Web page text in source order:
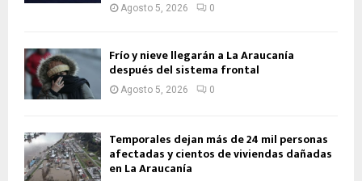
Agosto 5, 2026 0
Frío y nieve llegarán a La Araucanía
después del sistema frontal
Agosto 5, 2026 0
Temporales dejan más de 24 mil personas
afectadas y cientos de viviendas dañadas
en La Araucanía